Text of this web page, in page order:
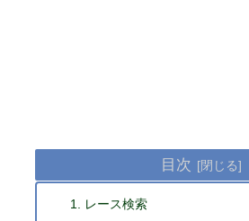
目次
レース検索